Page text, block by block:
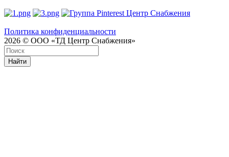
Политика конфиденциальности
2026 © ООО «ТД Центр Снабжения»
Найти